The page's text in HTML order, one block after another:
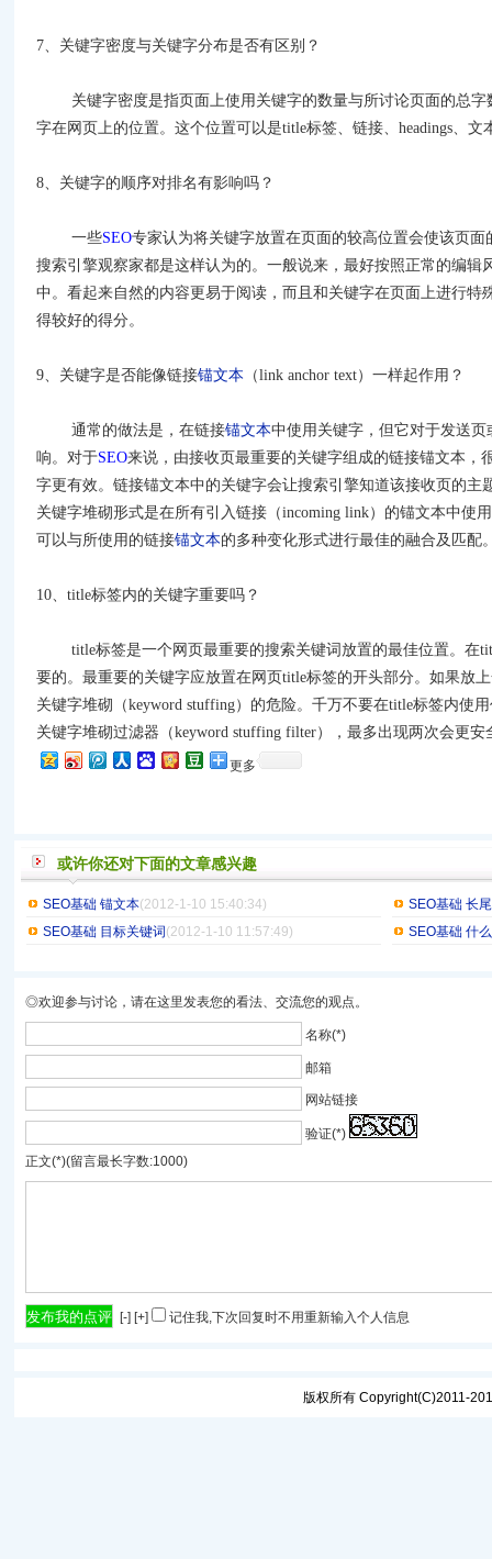
7、关键字密度与关键字分布是否有区别？
关键字密度是指页面上使用关键字的数量与所讨论页面的总字
字在网页上的位置。这个位置可以是title标签、链接、 headings、文
8、关键字的顺序对排名有影响吗？
一些SEO专家认为将关键字放置在页面的较高位置会使该页
搜索引擎观察家都是这样认为的。一般说来，最好按照正常的编辑
中。看起来自然的内容更易于阅读，而且和关键字在页面上进行特
得较好的得分。
9、关键字是否能像链接锚文本 （link anchor text）一样起作用？
通常的做法是，在链接锚文本中使用关键字，但它对于发送
响。对于SEO来说，由接收页最重要的关键字组成的链接锚文本，
字更有效。链接锚文本中的关键字会让搜索引擎知道该接收页的主
关键字堆砌形式是在所有引入链接（incoming link）的锚文本中使
可以与所使用的链接锚文本的多种变化形式进行最佳的融合及匹配
10、 title标签内的关键字重要吗？
title标签是一个网页最重要的搜索关键词放置的最佳位置。在
要的。最重要的关键字应放置在网页title标签的开头部分。如果放
关键字堆砌（keyword stuffing）的危险。千万不要在title标签内使
关键字堆砌过滤器（keyword stuffing filter），最多出现两次会更安
更多
或许你还对下面的文章感兴趣
SEO基础 锚文本(2012-1-10 15:40:34)
SEO基础 长
SEO基础 目标关键词 (2012-1-10 11:57:49) SEO基础 什
◎欢迎参与讨论，请在这里发表您的看法、交流您的观点。
名称(*)
邮箱
网站链接
验证(*)
正文(*)(留言最长字数:1000)
[-] [+] 记住我,下次回复时不用重新输入个人信息
版权所有 Copyright(C)2011-